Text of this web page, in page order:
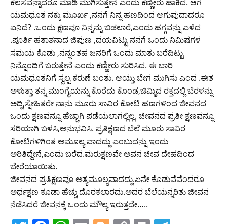
ಕೆಲಸವನ್ನಾದರೂ ಮಾಡಿ ಮುಗಿಸುತ್ತೇನೆ ಎಂದು ಕಣ್ಣೀರು ಹಾಕಿದ. ಆಗ
ಯಮಧೂತ ನಕ್ಕು ಮೂರ್ಖ ,ನನಗೆ ನಿನ್ನ ಹಣದಿಂದ ಆಗುವುದಾದರೂ
ಏನಿದೆ? .ಒಂದು ಕ್ಷಣವೂ ನಿನ್ನನ್ನು ಬಿಡಲಾರೆ,ಎಂದು ಹಗ್ಗವನ್ನು ಎಳೆದ
.ಪೂರ್ತಿ ಹತಾಶನಾದ ಜಿಪುಣ ,ದಯವಿಟ್ಟು ನನಗೆ ಒಂದು ನಿಮಿಷಗಳ
ಸಮಯ ಕೊಡು ,ನನ್ನಂತಹ ಜನರಿಗೆ ಒಂದು ಮಾತು ಬರೆದಿಟ್ಟು
ನಿನ್ನೊಂದಿಗೆ ಬರುತ್ತೇನೆ ಎಂದು ಕಣ್ಣೀರು ಸುರಿಸಿದ. ಈ ಬಾರಿ
ಯಮಧೂತನಿಗೆ ಸ್ವಲ್ಪ ಕರುಣೆ ಬಂತು. ಆಯ್ತು ಬೇಗ ಮುಗಿಸು ಎಂದ .ಈತ
ಅಳುತ್ತಾ ತನ್ನ ಮುಂಗೈಯನ್ನು ಕೊರೆದು ಕೊಂಡ,ಚಿಮ್ಮಿದ ರಕ್ತದಲ್ಲಿ ಬೆರಳನ್ನು
ಅದ್ದಿ,ಸ್ನೇಹಿತರೇ ನಾನು ಮೂರು ಸಾವಿರ ಕೋಟಿ ಹಣಗಳಿಂದ ಜೀವನದ
ಒಂದು ಕ್ಷಣವನ್ನೂ ಹೆಚ್ಚಾಗಿ ಪಡೆಯಲಾಗಲ್ಲಿಲ್ಲ. ಜೀವನದ ಪ್ರತೀ ಕ್ಷಣವನ್ನೂ
ಸರಿಯಾಗಿ ಬಳಸಿ,ಅನುಭವಿಸಿ. ಪ್ರತಿಕ್ಷಣದ ಬೆಲೆ ಮೂರು ಸಾವಿರ
ಕೋಟಿಗಳಿಗಿಂತ ಅಮೂಲ್ಯ ವಾದದ್ದು ಎಂಬುದನ್ನು ಇಂದು
ಅರಿತಿದ್ದೇನೆ,ಎಂದು ಬರೆದ.ಮರುಕ್ಷಣವೇ ಅವನ ಜೀವ ದೇಹದಿಂದ
ಬೇರೆಯಾಯಿತು.
ಜೀವನದ ಪ್ರತಿಕ್ಷಣವೂ ಅತ್ಯಮೂಲ್ಯವಾದದ್ದು.ಏನೇ ಕೊಡುವೆವೆಂದರೂ
ಅರ್ಧಕ್ಷಣ ಕೂಡಾ ಹೆಚ್ಚು ದೊರಕಲಾರದು.ಅದರ ಬೆಲೆಯನ್ನರಿತು ಜೀವನ
ನೆಡೆಸಿದರೆ ಜೀವನಕ್ಕೆ ಒಂದು ಮೌಲ್ಯ ಇರುತ್ತದೇ…..